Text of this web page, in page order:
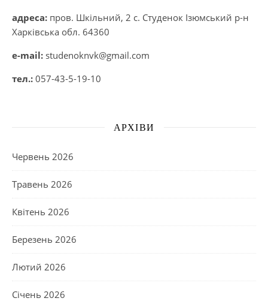
адреса: пров. Шкільний, 2 с. Студенок Ізюмський р-н
Харківська обл. 64360
e-mail: studenoknvk@gmail.com
тел.: 057-43-5-19-10
АРХІВИ
Червень 2026
Травень 2026
Квітень 2026
Березень 2026
Лютий 2026
Січень 2026